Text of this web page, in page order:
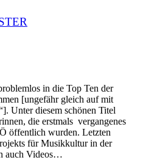
in die Top Ten der
[ungefähr gleich auf mit
Unter diesem schönen Titel
die erstmals vergangenes
öffentlich wurden. Letzten
für Musikkultur in der
auch Videos…